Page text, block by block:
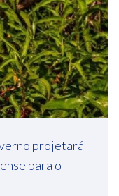
projetará
para o